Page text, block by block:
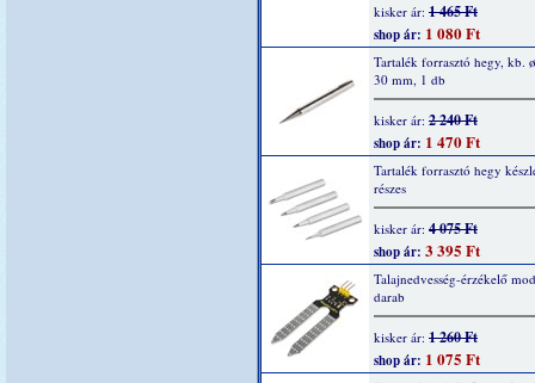
kisker ár: 1 465 Ft
shop ár: 1 080 Ft
Tartalék forrasztó hegy, kb.
30 mm, 1 db
kisker ár: 2 240 Ft
shop ár: 1 470 Ft
Tartalék forrasztó hegy
részes
kisker ár: 4 075 Ft
shop ár: 3 395 Ft
Talajnedvesség-érzékelő
darab
kisker ár: 1 260 Ft
shop ár: 1 075 Ft